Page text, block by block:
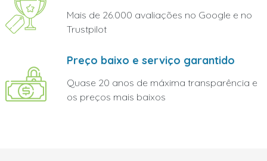
Mais de 26.000 avaliações no Google e no
Trustpilot
Preço baixo e serviço garantido
Quase 20 anos de máxima transparência e
os preços mais baixos